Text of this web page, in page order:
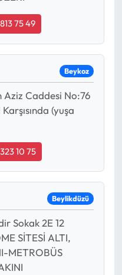
75 49
Beykoz
Caddesi No:76
(yuşa
10 75
Beylikdüzü
Sokak 2E 12
SİTESİ ALTI,
METROBÜS